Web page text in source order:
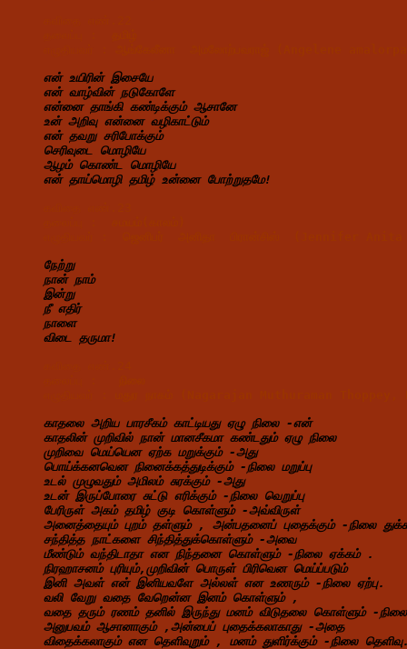
என் உயிரின் இசையே
என் வாழ்வின் நடுகோளே
என்னை தாங்கி கண்டிக்கும் ஆசானே
உன் அறிவு என்னை வழிகாட்டும்
என் தவறு சரிபோக்கும்
செரிவுடை மொழியே
ஆழம் கொண்ட மொழியே
என் தாய்மொழி தமிழ் உன்னை போற்றுதமே!
நேற்று
நான் நாம்
இன்று
நீ எதிர்
நாளை
விடை தருமா!
காதலை அறிய பாரசீகம் காட்டியது ஏழு நிலை -என்
காதலின் முறிவில் நான் மானசீகமா கண்டதும் ஏழு நிலை
முறிவை மெய்யென ஏற்க மறுக்கும் -அது
பொய்க்கனவென நினைக்கத்துடிக்கும் -நிலை மறுப்பு
உடல் முழுவதும் அமிலம் சுரக்கும் -அது
உடன் இருப்போரை சுட்டு எரிக்கும் -நிலை வெறுப்பு
பேரிருள் அகம் தமிழ் குடி கொள்ளும் -அவ்விருள்
அனைத்தையும் புறம் தள்ளும் , அன்பதனைப் புதைக்கும் -நிலை
சந்தித்த நாட்களை சிந்தித்துக்கொள்ளும் -அவை
மீண்டும் வந்திடாதா என நிந்தனை கொள்ளும் -நிலை ஏக்கம் .
நிரஹாசனம் புரியும்,முறிவின் பொருள் பிரிவென மெய்ப்படும்
இனி அவள் என் இனியவளே அல்லள் என உணரும் -நிலை ஏற்பு.
வலி வேறு வதை வேறென்ன இனம் கொள்ளும் ,
வதை தரும் ரணம் தனில் இருந்து மனம் விடுதலை கொள்ளும் -
அனுபவம் ஆசானாகும் ,அன்பைப் புதைக்கலாகாது -அதை
விதைக்கலாகும் என தெளிவுறும் , மனம் துளிர்க்கும் -நிலை